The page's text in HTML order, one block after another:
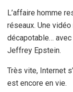
L’affaire homme
réseaux. Une vidéo
décapotable…
Jeffrey Epstein.
Très vite, Internet
est encore en vie.